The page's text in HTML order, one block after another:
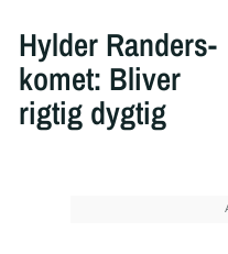
Hylder Randers-
komet: Bliver
rigtig dygtig